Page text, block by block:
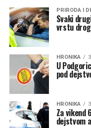
PRIRODA I
Svaki
vrstu
HRONIKA
U
pod
HRONIKA
Za vikend
dejstvom